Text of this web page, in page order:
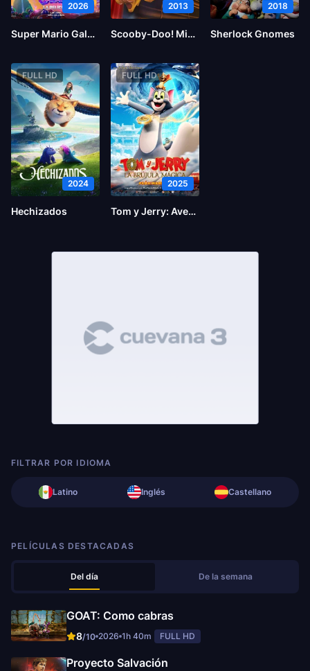
2026
Super Mario Galaxy la película
2013
Scooby-Doo! Miedo al escenario
2018
Sherlock Gnomes
FULL HD
2024
Hechizados
FULL HD
2025
Tom y Jerry: Aventura en el tiempo
FILTRAR POR IDIOMA
Latino Inglés Castellano
PELÍCULAS DESTACADAS
Del día De la semana
GOAT: Como cabras
8/10 2026 1h 40m FULL HD
Proyecto Salvación